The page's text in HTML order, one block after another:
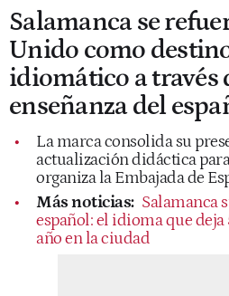
Salamanca se
Unido como
idiomático a través
enseñanza del
La marca consolida su
actualización didáctica
organiza la Embajada de
Más noticias: Salamanca
español: el idioma que
año en la ciudad